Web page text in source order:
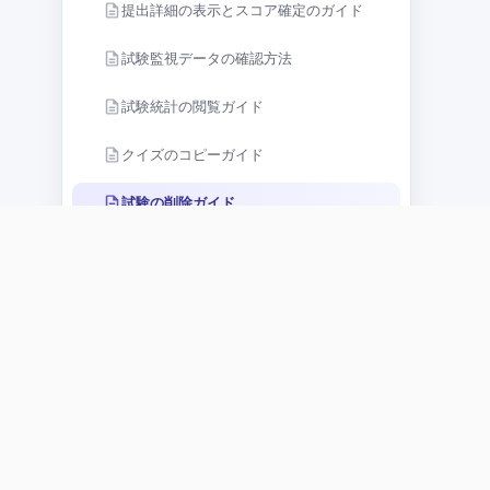
提出詳細の表示とスコア確定のガイド
試験監視データの確認方法
試験統計の閲覧ガイド
クイズのコピーガイド
試験の削除ガイド